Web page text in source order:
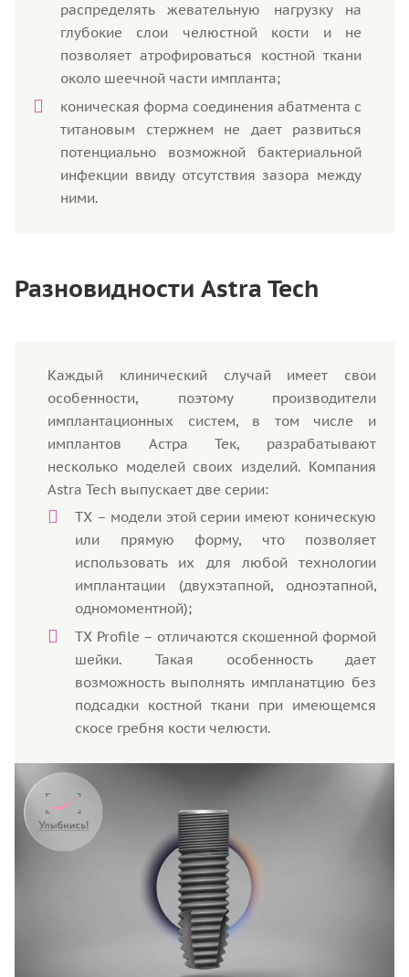
распределять жевательную нагрузку на
глубокие слои челюстной кости и не
позволяет атрофироваться костной ткани
около шеечной части импланта;
коническая форма соединения абатмента с
титановым стержнем не дает развиться
потенциально возможной бактериальной
инфекции ввиду отсутствия зазора между
ними.
Разновидности Astra Tech
Каждый клинический случай имеет свои
особенности, поэтому производители
имплантационных систем, в том числе и
имплантов Астра Тек, разрабатывают
несколько моделей своих изделий. Компания
Astra Tech выпускает две серии:
TX – модели этой серии имеют коническую
или прямую форму, что позволяет
использовать их для любой технологии
имплантации (двухэтапной, одноэтапной,
одномоментной);
TX Profile – отличаются скошенной формой
шейки. Такая особенность дает
возможность выполнять импланатцию без
подсадки костной ткани при имеющемся
скосе гребня кости челюсти.